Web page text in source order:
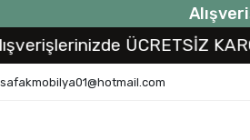
ÜCRETSİZ KARGO!
safakmobilya01@hotmail.com